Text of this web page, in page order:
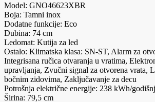
Model: GNO46623XBR
Boja: Tamni inox
Dodatne funkcije: Eco
Dubina: 74 cm
Ledomat: Kutija za led
Ostalo: Klimatska klasa: SN-ST, Alarm za
Integrisana ručica otvaranja u vratima,
upravljanja, Zvučni signal za otvorena vrata,
bočnim zidovima, Zaključavanje za decu
Potrošnja električne energije: 238 kWh/
Širina: 79,5 cm